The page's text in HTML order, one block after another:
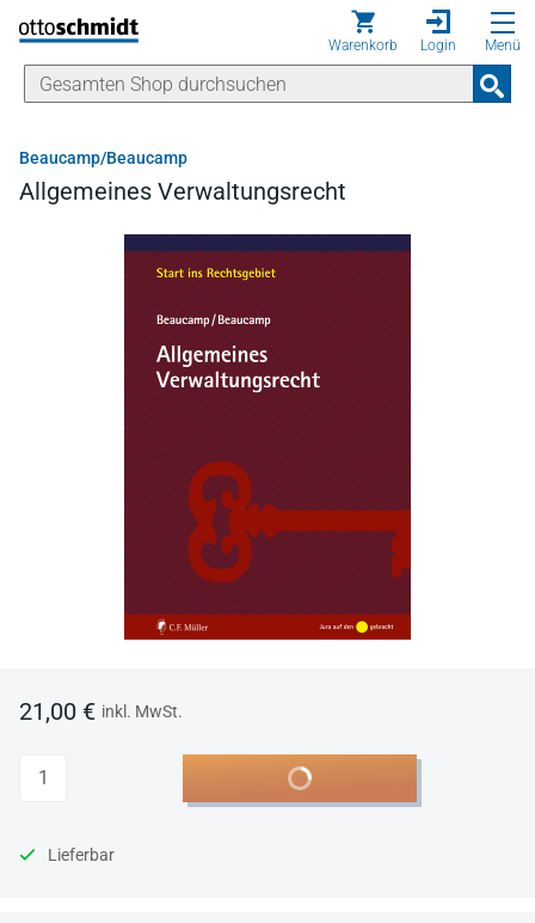
Direkt zum Inhalt
Warenkorb Login Menü
Beaucamp/Beaucamp
Allgemeines Verwaltungsrecht
21,00 € inkl. MwSt.
Anzahl In den Warenkorb
Lieferbar